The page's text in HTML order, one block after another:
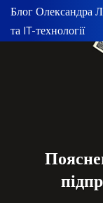
Блог Олександра
та IT-технології